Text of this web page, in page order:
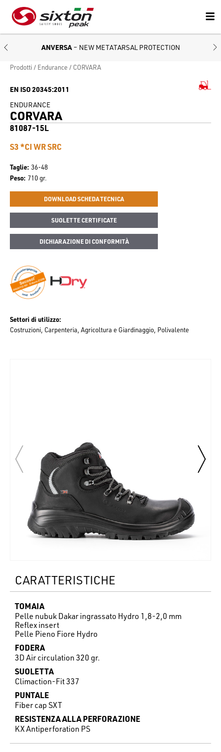
ANVERSA – NEW METATARSAL PROTECTION
Prodotti Endurance CORVARA
EN ISO 20345:2011
ENDURANCE
CORVARA
81087-15L
S3 *CI WR SRC
Taglie 36-48
Peso 710 gr.
DOWNLOAD SCHEDA TECNICA
SUOLETTE CERTIFICATE
DICHIARAZIONE DI CONFORMITÀ
Settori di utilizzo
Costruzioni Carpenteria Agricoltura e Giardinaggio Polivalente
CARATTERISTICHE
TOMAIA
Pelle nubuk Dakar ingrassato Hydro 1,8-2,0 mm
Reflex insert
Pelle Pieno Fiore Hydro
FODERA
3D Air circulation 320 gr.
SUOLETTA
Climaction-Fit 337
PUNTALE
Fiber cap SXT
RESISTENZA ALLA PERFORAZIONE
KX Antiperforation PS